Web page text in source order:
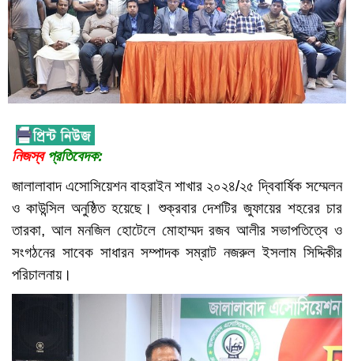
নিজস্ব প্রতিবেদক:
জালালাবাদ এসোসিয়েশন বাহরাইন শাখার ২০২৪/২৫ দ্বিবার্ষিক সম্মেলন
ও কাউন্সিল অনুষ্ঠিত হয়েছে। শুক্রবার দেশটির জুফায়ের শহরের চার
তারকা, আল মনজিল হোটেলে মোহাম্মদ রজব আলীর সভাপতিত্বে ও
সংগঠনের সাবেক সাধারন সম্পাদক সম্রাট নজরুল ইসলাম সিদ্দিকীর
পরিচালনায়।